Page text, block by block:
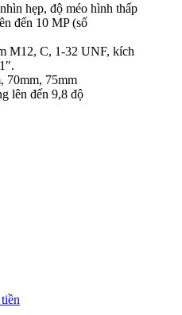
hẹp, độ méo hình thấp
đến 10 MP (số
M12, C, 1-32 UNF, kích
70mm, 75mm
lên đến 9,8 độ